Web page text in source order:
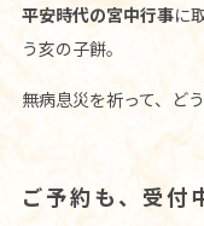
平安時代の宮中行事に
う亥の子餅。
無病息災を祈って、ど
ご予約も、受付